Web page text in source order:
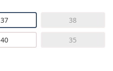
37 38
40 35